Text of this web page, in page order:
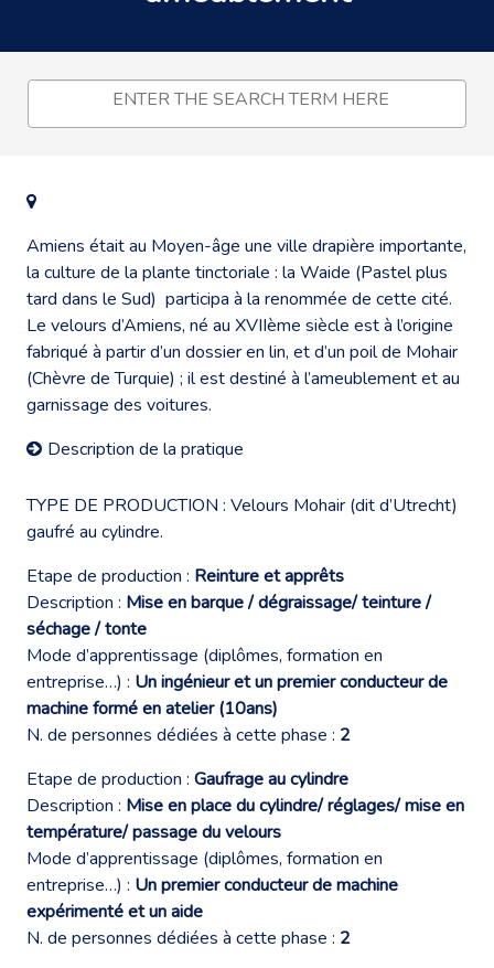
Amiens était au Moyen-âge une ville drapière importante,
la culture de la plante tinctoriale : la Waide (Pastel plus
tard dans le Sud) participa à la renommée de cette cité.
Le velours d’Amiens, né au XVIIème siècle est à l’origine
fabriqué à partir d’un dossier en lin, et d’un poil de Mohair
(Chèvre de Turquie) ; il est destiné à l’ameublement et au
garnissage des voitures.
Description de la pratique
TYPE DE PRODUCTION : Velours Mohair (dit d’Utrecht)
gaufré au cylindre.
Etape de production : Reinture et apprêts
Description : Mise en barque / dégraissage/ teinture /
séchage / tonte
Mode d’apprentissage (diplômes, formation en
entreprise…) : Un ingénieur et un premier conducteur de
machine formé en atelier (10ans)
N. de personnes dédiées à cette phase : 2
Etape de production : Gaufrage au cylindre
Description : Mise en place du cylindre/ réglages/ mise en
température/ passage du velours
Mode d’apprentissage (diplômes, formation en
entreprise…) : Un premier conducteur de machine
expérimenté et un aide
N. de personnes dédiées à cette phase : 2